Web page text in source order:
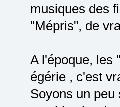
musiques des
"Mépris", de
A l'époque, les
égérie , c'est
Soyons un